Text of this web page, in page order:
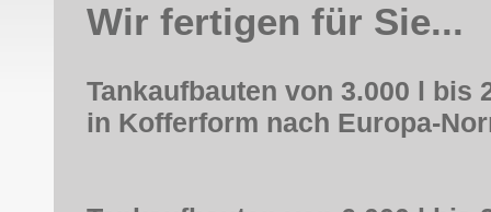
Wir fertigen für Sie...
Tankaufbauten von 3.000 l bis
in Kofferform nach Europa-